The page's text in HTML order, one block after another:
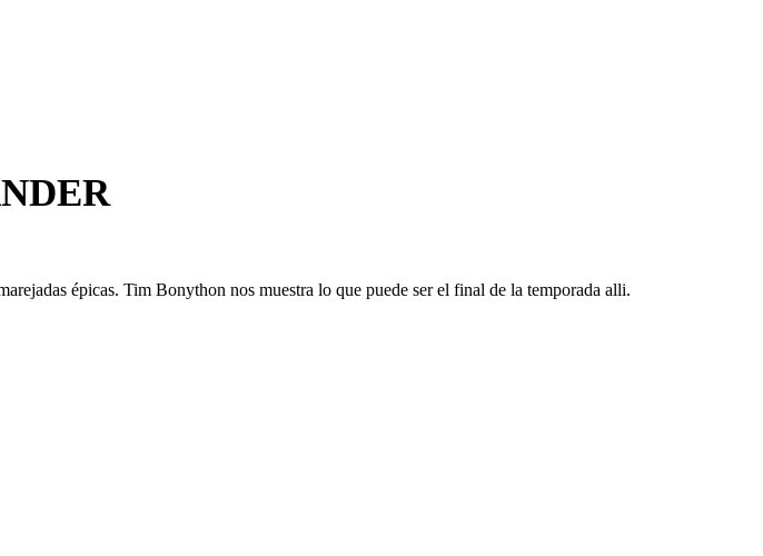
épicas. Tim Bonython nos muestra lo que puede ser el final de la temporada alli.